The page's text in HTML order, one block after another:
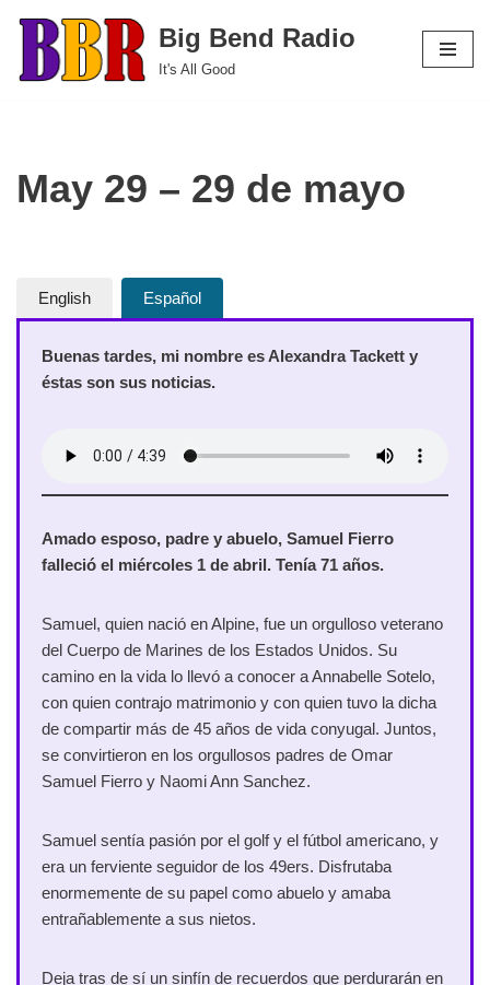
Skip
to
Big Bend Radio
It's All Good
May 29 – 29 de mayo
English Español
Buenas tardes, mi nombre es Alexandra Tackett y
éstas son sus noticias.
Amado esposo, padre y abuelo, Samuel Fierro
falleció el miércoles 1 de abril. Tenía 71 años.
Samuel, quien nació en Alpine, fue un orgulloso veterano
del Cuerpo de Marines de los Estados Unidos. Su
camino en la vida lo llevó a conocer a Annabelle Sotelo,
con quien contrajo matrimonio y con quien tuvo la dicha
de compartir más de 45 años de vida conyugal. Juntos,
se convirtieron en los orgullosos padres de Omar
Samuel Fierro y Naomi Ann Sanchez.
Samuel sentía pasión por el golf y el fútbol americano, y
era un ferviente seguidor de los 49ers. Disfrutaba
enormemente de su papel como abuelo y amaba
entrañablemente a sus nietos.
Deja tras de sí un sinfín de recuerdos que perdurarán en